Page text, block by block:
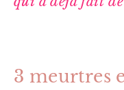
3 meurtres